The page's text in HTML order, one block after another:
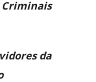
Criminais
da